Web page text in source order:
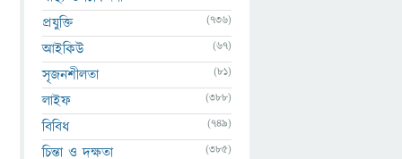
প্রযুক্তি (736)
আইকিউ (67)
সৃজনশীলতা (81)
লাইফ (388)
বিবিধ (749)
চিন্তা ও দক্ষতা (385)